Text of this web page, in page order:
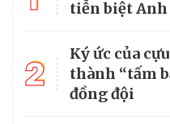
tiễn biệt Anh
2
Ký ức của
thành “tấm
đồng đội